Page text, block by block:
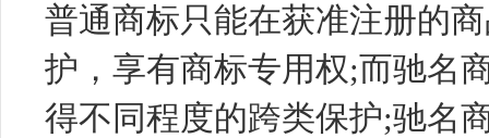
普通商标只能在获准注册的
护，享有商标专用权;而驰名
得不同程度的跨类保护;驰名